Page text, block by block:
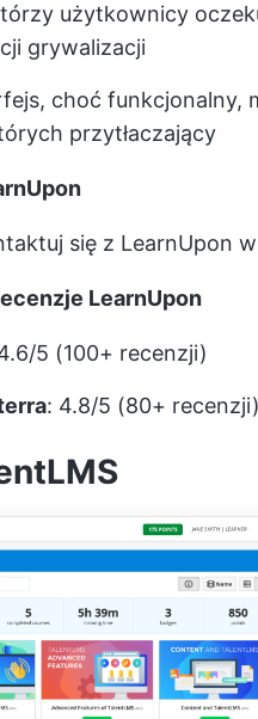
użytkownicy
grywalizacji
choć funkcjonalny,
przytłaczający
się z LearnUpon
LearnUpon
5 (100+ recenzji)
: 4.8/5 (80+ recenzji)